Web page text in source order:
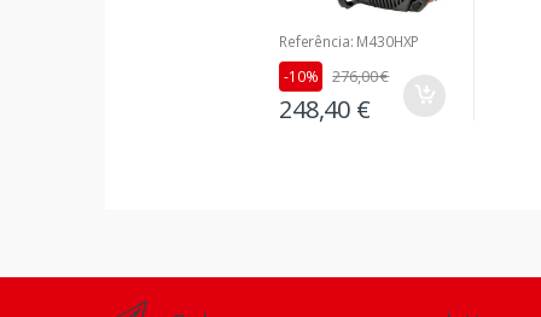
Referência: M430HXP
248,40 €
-10% 276,00 €